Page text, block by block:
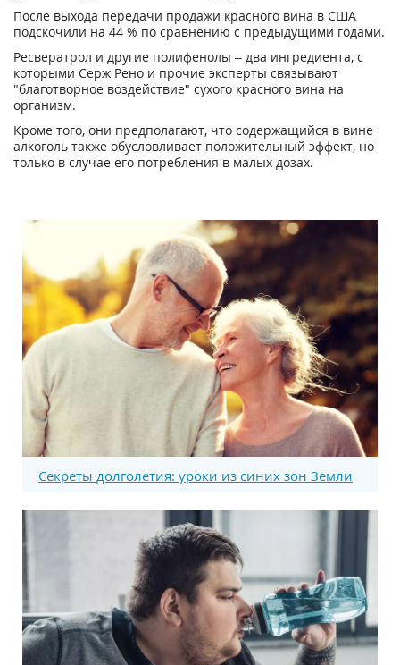
После выхода передачи продажи красного вина в США
подскочили на 44 % по сравнению с предыдущими годами.
Ресвератрол и другие полифенолы – два ингредиента, с
которыми Серж Рено и прочие эксперты связывают
"благотворное воздействие" сухого красного вина на
организм.
Кроме того, они предполагают, что содержащийся в вине
алкоголь также обусловливает положительный эффект, но
только в случае его потребления в малых дозах.
Секреты долголетия: уроки из синих зон Земли